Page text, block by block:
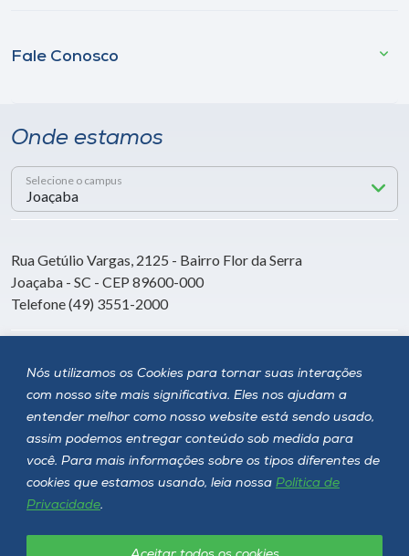
Nós utilizamos os Cookies para tornar suas interações
com nosso site mais significativa. Eles nos ajudam a
entender melhor como nosso website está sendo usado,
assim podemos entregar conteúdo sob medida para
você. Para mais informações sobre os tipos diferentes de
cookies que estamos usando, leia nossa Política de
Privacidade.
Fale Conosco
Onde estamos
Selecione o campus
Rua Getúlio Vargas, 2125 - Bairro Flor da Serra
Joaçaba - SC - CEP 89600-000
Telefone (49) 3551-2000
Siga a Unoesc